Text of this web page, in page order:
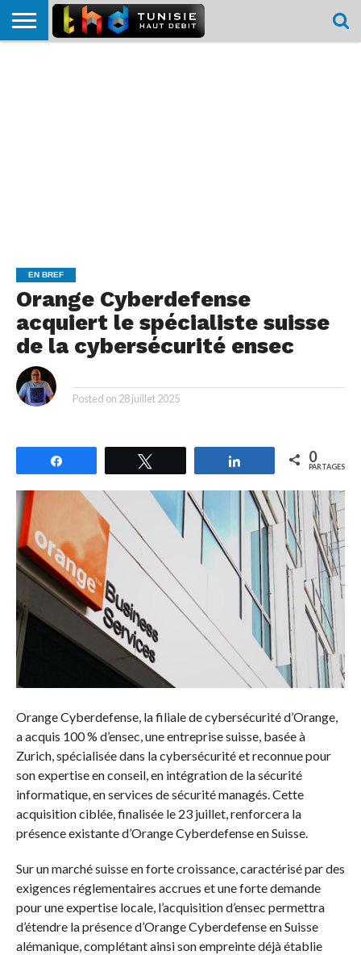
EN BREF
Orange Cyberdefense
acquiert le spécialiste suisse
de la cybersécurité ensec
Posted on 28 juillet 2025
Partagez 0
PARTAGES
Orange Cyberdefense, la filiale de cybersécurité d’Orange,
a acquis 100 % d’ensec, une entreprise suisse, basée à
Zurich, spécialisée dans la cybersécurité et reconnue pour
son expertise en conseil, en intégration de la sécurité
informatique, en services de sécurité managés. Cette
acquisition ciblée, finalisée le 23 juillet, renforcera la
présence existante d’Orange Cyberdefense en Suisse.
Sur un marché suisse en forte croissance, caractérisé par des
exigences réglementaires accrues et une forte demande
pour une expertise locale, l’acquisition d’ensec permettra
d’étendre la présence d’Orange Cyberdefense en Suisse
alémanique, complétant ainsi son empreinte déjà établie